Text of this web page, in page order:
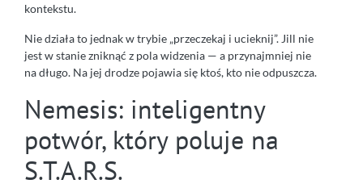
kontekstu.
Nie działa to jednak w trybie „przeczekaj i ucieknij”. Jill nie
jest w stanie zniknąć z pola widzenia — a przynajmniej nie
na długo. Na jej drodze pojawia się ktoś, kto nie odpuszcza.
Nemesis: inteligentny
potwór, który poluje na
S.T.A.R.S.